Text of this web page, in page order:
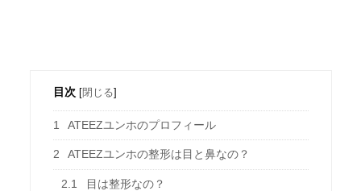
目次 [閉じる]
1 ATEEZユンホのプロフィール
2 ATEEZユンホの整形は目と鼻なの？
2.1 目は整形なの？